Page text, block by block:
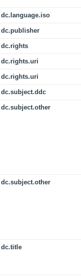
dc.language.iso
dc.publisher
dc.rights
dc.rights.uri
dc.rights.uri
dc.subject.ddc
dc.subject.other
dc.subject.other
dc.title